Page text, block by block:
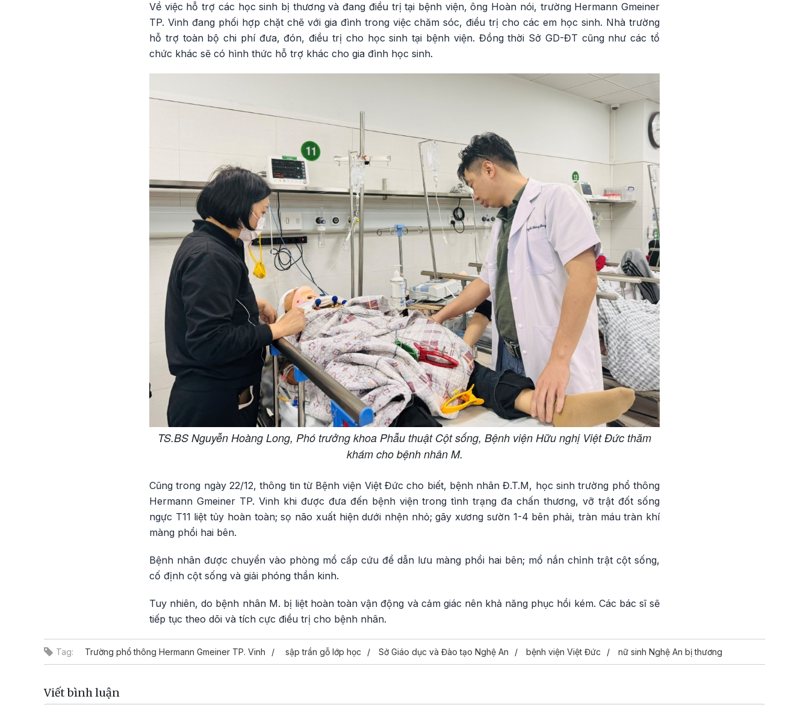
Về việc hỗ trợ các học sinh bị thương và đang điều trị tại bệnh viện, ông Hoàn nói, trường Hermann Gmeiner
TP. Vinh đang phối hợp chặt chẽ với gia đình trong việc chăm sóc, điều trị cho các em học sinh. Nhà trường
hỗ trợ toàn bộ chi phí đưa, đón, điều trị cho học sinh tại bệnh viện. Đồng thời Sở GD-ĐT cũng như các tổ
chức khác sẽ có hình thức hỗ trợ khác cho gia đình học sinh.
TS.BS Nguyễn Hoàng Long, Phó trưởng khoa Phẫu thuật Cột sống, Bệnh viện Hữu nghị Việt Đức thăm
khám cho bệnh nhân M.
Cũng trong ngày 22/12, thông tin từ Bệnh viện Việt Đức cho biết, bệnh nhân Đ.T.M, học sinh trường phổ thông
Hermann Gmeiner TP. Vinh khi được đưa đến bệnh viện trong tình trạng đa chấn thương, vỡ trật đốt sống
ngực T11 liệt tủy hoàn toàn; sọ não xuất hiện dưới nhện nhỏ; gãy xương sườn 1-4 bên phải, tràn máu tràn khí
màng phổi hai bên.
Bệnh nhân được chuyển vào phòng mổ cấp cứu để dẫn lưu màng phổi hai bên; mổ nắn chỉnh trật cột sống,
cố định cột sống và giải phóng thần kinh.
Tuy nhiên, do bệnh nhân M. bị liệt hoàn toàn vận động và cảm giác nên khả năng phục hồi kém. Các bác sĩ sẽ
tiếp tục theo dõi và tích cực điều trị cho bệnh nhân.
Tag: Trường phổ thông Hermann Gmeiner TP. Vinh sập trần gỗ lớp học Sở Giáo dục và Đào tạo Nghệ An bệnh viện Việt Đức nữ sinh Nghệ An bị thương
Viết bình luận